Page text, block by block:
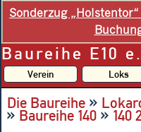
Sonderzug
Baureihe E10
Verein Loks
Die Baureihe »
»Baureihe 140 »140